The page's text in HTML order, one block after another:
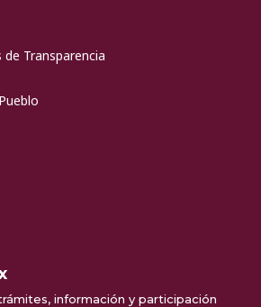
Transparencia
información y participación